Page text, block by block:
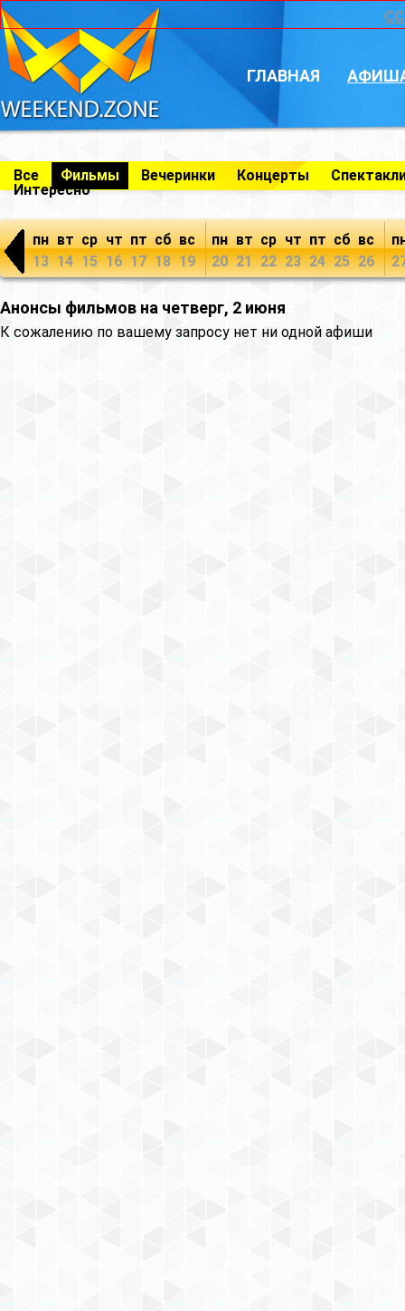
ГЛАВНАЯ
Все Фильмы Вечеринки Концерты
Интересно
пн
13
вт
14
ср
15
чт
16
пт
17
сб
18
вс
19
пн
20
вт
21
ср
22
чт
23
пт
24
сб
25
вс
26
Анонсы фильмов на четверг, 2 июня
К сожалению по вашему запросу нет ни одной афиши